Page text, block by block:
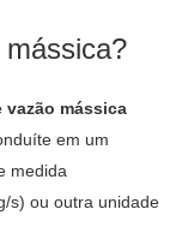
vazão mássica
em um
medida
s) ou outra unidade